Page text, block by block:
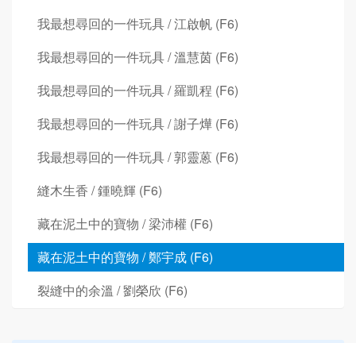
我最想尋回的一件玩具 / 江啟帆 (F6)
我最想尋回的一件玩具 / 溫慧茵 (F6)
我最想尋回的一件玩具 / 羅凱程 (F6)
我最想尋回的一件玩具 / 謝子燁 (F6)
我最想尋回的一件玩具 / 郭靈蒽 (F6)
縫木生香 / 鍾曉輝 (F6)
藏在泥土中的寶物 / 梁沛權 (F6)
藏在泥土中的寶物 / 鄭宇成 (F6)
裂縫中的余溫 / 劉榮欣 (F6)